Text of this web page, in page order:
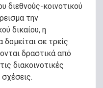
διεθνούς-κοινοτικού
την
δικαίου, η
σε τρείς
δραστικά από
διακοινοτικές